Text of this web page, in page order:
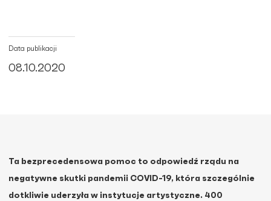
Data publikacji
08.10.2020
Ta bezprecedensowa pomoc to odpowiedź rządu na
negatywne skutki pandemii COVID-19, która szczególnie
dotkliwie uderzyła w instytucje artystyczne. 400